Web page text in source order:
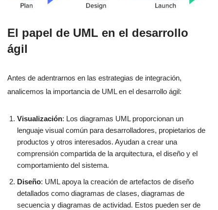
El papel de UML en el desarrollo
ágil
Antes de adentrarnos en las estrategias de integración,
analicemos la importancia de UML en el desarrollo ágil:
Visualización: Los diagramas UML proporcionan un
lenguaje visual común para desarrolladores, propietarios de
productos y otros interesados. Ayudan a crear una
comprensión compartida de la arquitectura, el diseño y el
comportamiento del sistema.
Diseño: UML apoya la creación de artefactos de diseño
detallados como diagramas de clases, diagramas de
secuencia y diagramas de actividad. Estos pueden ser de